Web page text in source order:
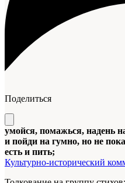
Поделиться
умойся, помажься, надень
и пойди на гумно, но не
есть и пить;
Культурно-исторический